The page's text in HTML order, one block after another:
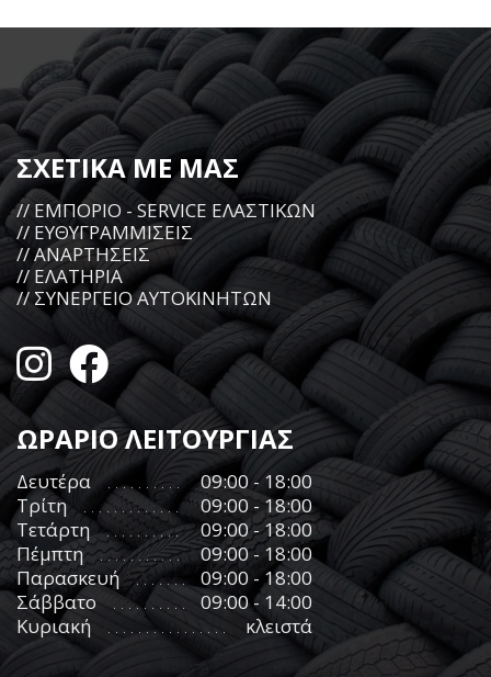
ΣΧΕΤΙΚΑ ΜΕ ΜΑΣ
// ΕΜΠΟΡΙΟ - SERVICE ΕΛΑΣΤΙΚΩΝ
// ΕΥΘΥΓΡΑΜΜΙΣΕΙΣ
// ΑΝΑΡΤΗΣΕΙΣ
// ΕΛΑΤΗΡΙΑ
// ΣΥΝΕΡΓΕΙΟ ΑΥΤΟΚΙΝΗΤΩΝ
ΩΡΑΡΙΟ ΛΕΙΤΟΥΡΓΙΑΣ
Δευτέρα
09:00 - 18:00
Τρίτη
09:00 - 18:00
Τετάρτη
09:00 - 18:00
Πέμπτη
09:00 - 18:00
Παρασκευή
09:00 - 18:00
Σάββατο
09:00 - 14:00
Κυριακή
κλειστά